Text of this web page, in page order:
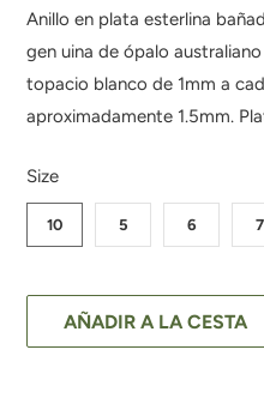
Anillo en plata esterlina
gen uina de ópalo
topacio blanco de 1mm a
aproximadamente 1.5mm.
Size
SWATCH-10
10
SWATCH-5
5
SWATCH-6
6
SWATCH-7
7
SWATCH-8
SWATCH-9
AÑADIR A LA CESTA